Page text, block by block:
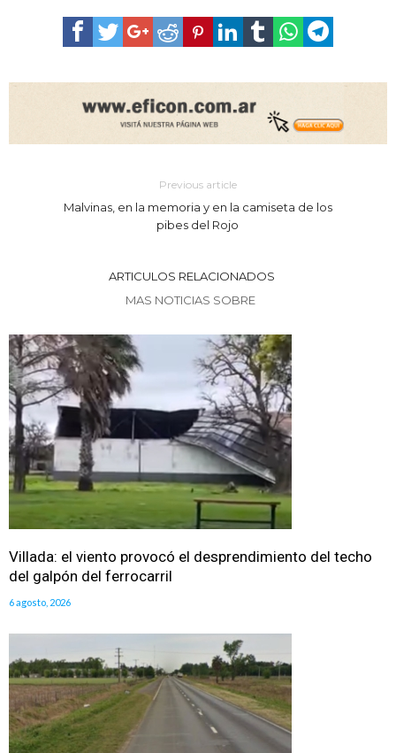
Previous article
Malvinas, en la memoria y en la camiseta de los
pibes del Rojo
ARTICULOS RELACIONADOS
MAS NOTICIAS SOBRE
Villada: el viento provocó el desprendimiento del techo
del galpón del ferrocarril
6 agosto, 2026